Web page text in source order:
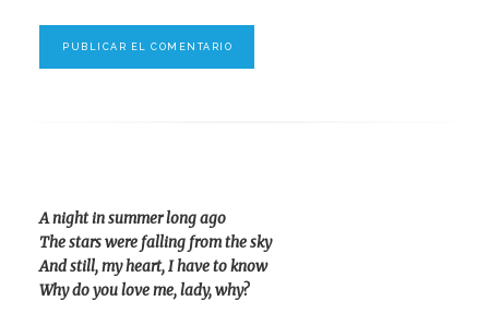
A night in summer long ago
The stars were falling from the sky
And still, my heart, I have to know
Why do you love me, lady, why?